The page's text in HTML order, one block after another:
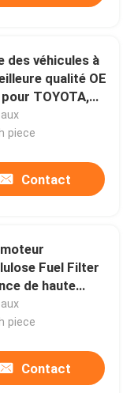
des véhicules à
qualité OE
TOYOTA,
piece
Contact
Fuel Filter
de haute
piece
Contact